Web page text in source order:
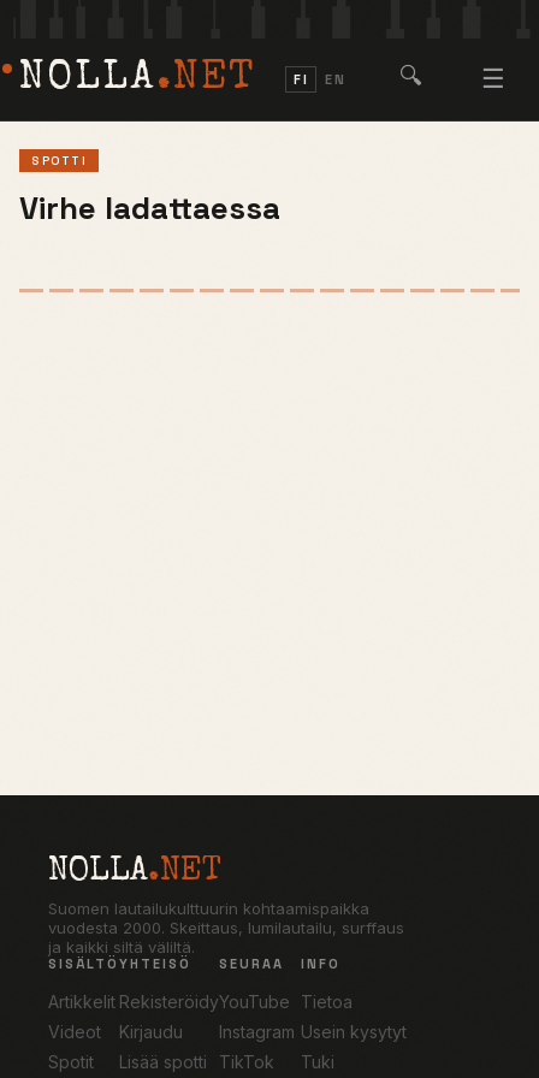
NOLLA.NET FI EN 🔍 ☰
SPOTTI
Virhe ladattaessa
NOLLA.NET
Suomen lautailukulttuurin kohtaamispaikka
vuodesta 2000. Skeittaus, lumilautailu, surffaus
ja kaikki siltä väliltä.
SISÄLTÖ
Artikkelit
Videot
Spotit
YHTEISÖ
Rekisteröidy
Kirjaudu
Lisää spotti
SEURAA
YouTube
Instagram
TikTok
INFO
Tietoa
Usein kysytyt
Tuki